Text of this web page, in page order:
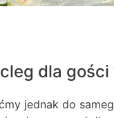
dla
jednak do